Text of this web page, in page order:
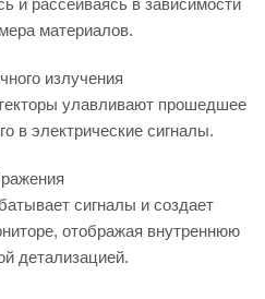
и рассеиваясь в зависимости
материалов.
излучения
улавливают прошедшее
в электрические сигналы.
сигналы и создает
отображая внутреннюю
детализацией.